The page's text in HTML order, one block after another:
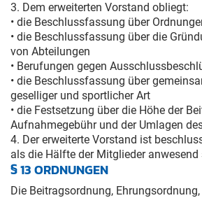
3. Dem erweiterten Vorstand obliegt:
• die Beschlussfassung über
• die Beschlussfassung über die
von Abteilungen
• Berufungen gegen
• die Beschlussfassung über
geselliger und sportlicher Art
• die Festsetzung über die Höhe der
Aufnahmegebühr und der Umlagen
4. Der erweiterte Vorstand ist
als die Hälfte der Mitglieder anwesend
§ 13 ORDNUNGEN
Die Beitragsordnung, Ehrungsordnung,